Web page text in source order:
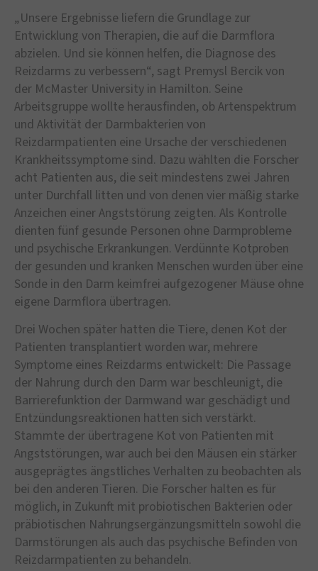
„Unsere Ergebnisse liefern die Grundlage zur
Entwicklung von Therapien, die auf die Darmflora
abzielen. Und sie können helfen, die Diagnose des
Reizdarms zu verbessern“, sagt Premysl Bercik von
der McMaster University in Hamilton. Seine
Arbeitsgruppe wollte herausfinden, ob Artenspektrum
und Aktivität der Darmbakterien von
Reizdarmpatienten eine Ursache der verschiedenen
Krankheitssymptome sind. Dazu wählten die Forscher
acht Patienten aus, die seit mindestens zwei Jahren
unter Durchfall litten und von denen vier mäßig starke
Anzeichen einer Angststörung zeigten. Als Kontrolle
dienten fünf gesunde Personen ohne Darmprobleme
und psychische Erkrankungen. Verdünnte Kotproben
der gesunden und kranken Menschen wurden über eine
Sonde in den Darm keimfrei aufgezogener Mäuse ohne
eigene Darmflora übertragen.
Drei Wochen später hatten die Tiere, denen Kot der
Patienten transplantiert worden war, mehrere
Symptome eines Reizdarms entwickelt: Die Passage
der Nahrung durch den Darm war beschleunigt, die
Barrierefunktion der Darmwand war geschädigt und
Entzündungsreaktionen hatten sich verstärkt.
Stammte der übertragene Kot von Patienten mit
Angststörungen, war auch bei den Mäusen ein stärker
ausgeprägtes ängstliches Verhalten zu beobachten als
bei den anderen Tieren. Die Forscher halten es für
möglich, in Zukunft mit probiotischen Bakterien oder
präbiotischen Nahrungsergänzungsmitteln sowohl die
Darmstörungen als auch das psychische Befinden von
Reizdarmpatienten zu behandeln.